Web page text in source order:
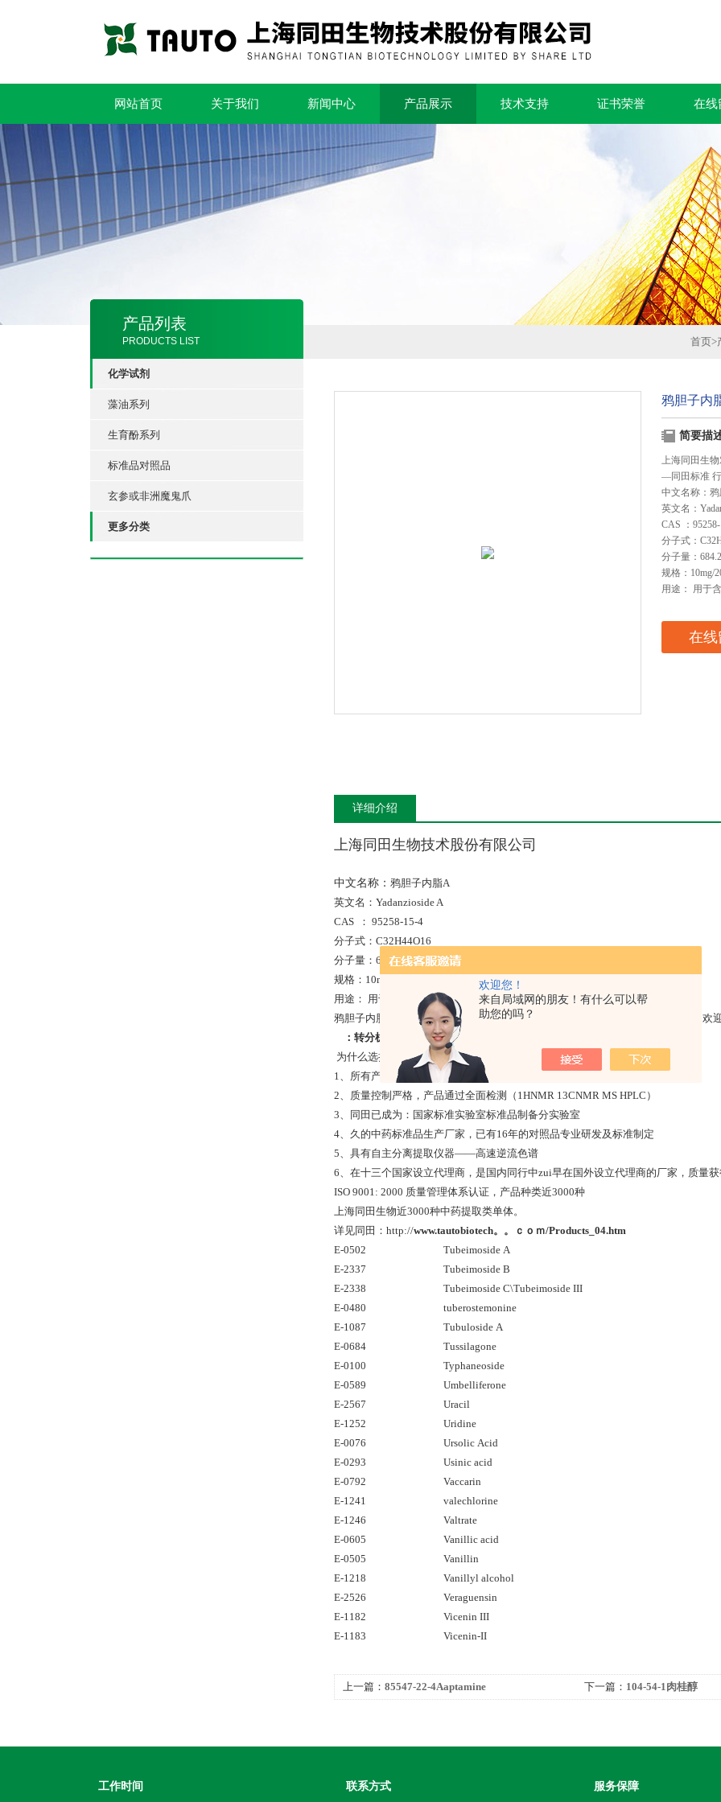
欢迎您！
来自局域网的朋友！有什么可以帮
助您的吗？
网站首页 关于我们 新闻中心 产品展示 技术支持 证书荣誉 在线
产品列表
PRODUCTS LIST
化学试剂
藻油系列
生育酚系列
标准品对照品
玄参或非洲魔鬼爪
更多分类
首页>
鸦胆子内
简要描
上海同田生
—同田标准
中文名称：
英文名：
CAS ：
分子式：
分子量：
规格：10mg/
用途： 用于
在线
详细介绍
上海同田生物技术股份有限公司
中文名称： 鸦胆子内脂A
英文名：Yadanzioside A
CAS ： 95258-15-4
分子式：C32H44O16
分子量：684.263
规格：10mg/20mg/50mg等
用途： 用于含量测定/鉴定/药理实验等。
鸦胆子内脂A随货附HPLC检测报告，10mg每支标准装，部分可提供C、H 谱图，欢
： 转分机 8028或8026/400 820 3059 //
为什么选择同田？
1、所有产品均能现货供应，具有*的库存及供应体系
2、质量控制严格，产品通过全面检测（1HNMR 13CNMR MS HPLC）
3、同田已成为：国家标准实验室标准品制备分实验室
4、久的中药标准品生产厂家，已有16年的对照品专业研发及标准制定
5、具有自主分离提取仪器——高速逆流色谱
6、在十三个国家设立代理商，是国内同行中zui早在国外设立代理商的厂家，质量获
ISO 9001: 2000 质量管理体系认证，产品种类近3000种
上海同田生物近3000种中药提取类单体。
详见同田：http://www.tautobiotech。。ｃｏｍ/Products_04.htm
E-0502
Tubeimoside A
E-2337
Tubeimoside B
E-2338
Tubeimoside C\Tubeimoside III
E-0480
tuberostemonine
E-1087
Tubuloside A
E-0684
Tussilagone
E-0100
Typhaneoside
E-0589
Umbelliferone
E-2567
Uracil
E-1252
Uridine
E-0076
Ursolic Acid
E-0293
Usinic acid
E-0792
Vaccarin
E-1241
valechlorine
E-1246
Valtrate
E-0605
Vanillic acid
E-0505
Vanillin
E-1218
Vanillyl alcohol
E-2526
Veraguensin
E-1182
Vicenin III
E-1183
Vicenin-II
上一篇： 85547-22-4Aaptamine 下一篇： 104-54-1肉桂醇
工作时间 联系方式 服务保障